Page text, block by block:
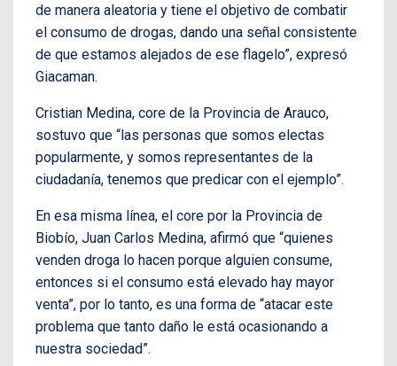
de manera aleatoria y tiene el objetivo de combatir
el consumo de drogas, dando una señal consistente
de que estamos alejados de ese flagelo”, expresó
Giacaman.
Cristian Medina, core de la Provincia de Arauco,
sostuvo que “las personas que somos electas
popularmente, y somos representantes de la
ciudadanía, tenemos que predicar con el ejemplo”.
En esa misma línea, el core por la Provincia de
Biobío, Juan Carlos Medina, afirmó que “quienes
venden droga lo hacen porque alguien consume,
entonces si el consumo está elevado hay mayor
venta”, por lo tanto, es una forma de “atacar este
problema que tanto daño le está ocasionando a
nuestra sociedad”.